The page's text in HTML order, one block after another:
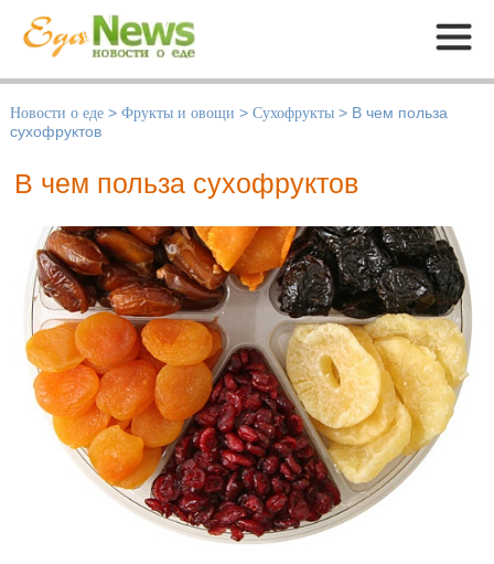
Меню
Новости о еде > Фрукты и овощи > Сухофрукты > В чем польза
сухофруктов
В чем польза сухофруктов